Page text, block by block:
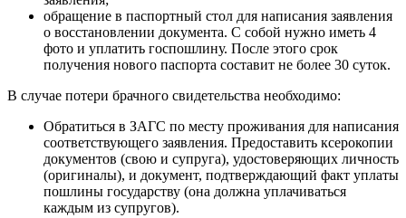
обращение в паспортный стол для написания заявления
о восстановлении документа. С собой нужно иметь 4
фото и уплатить госпошлину. После этого срок
получения нового паспорта составит не более 30 суток.
В случае потери брачного свидетельства необходимо:
Обратиться в ЗАГС по месту проживания для написания
соответствующего заявления. Предоставить ксерокопии
документов (свою и супруга), удостоверяющих личность
(оригиналы), и документ, подтверждающий факт уплаты
пошлины государству (она должна уплачиваться
каждым из супругов).